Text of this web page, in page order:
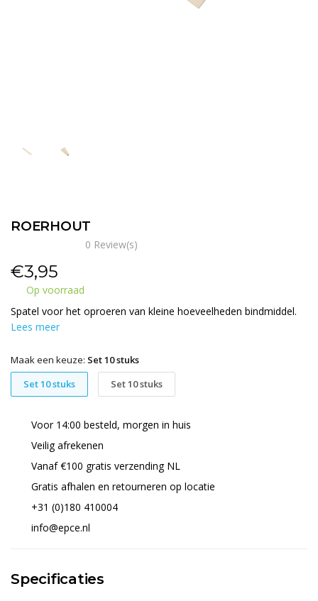
ROERHOUT
0 Review(s)
€3,95
Op voorraad
Spatel voor het oproeren van kleine hoeveelheden bindmiddel.
Lees meer
Maak een keuze: Set 10 stuks
Set 10 stuks
Set 10 stuks
Voor 14:00 besteld, morgen in huis
Veilig afrekenen
Vanaf €100 gratis verzending NL
Gratis afhalen en retourneren op locatie
+31 (0)180 410004
info@epce.nl
Specificaties